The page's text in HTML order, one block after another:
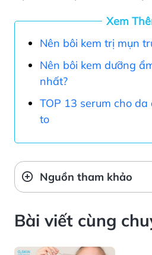
Xem
Nên bôi kem trị mụn
Nên bôi kem dưỡng
nhất?
TOP 13 serum cho
to
Nguồn tham khảo
Bài viết cùng